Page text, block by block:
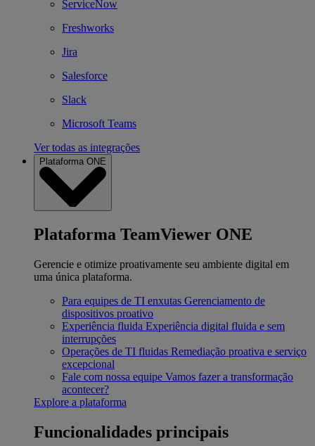
ServiceNow
Freshworks
Jira
Salesforce
Slack
Microsoft Teams
Ver todas as integrações
Plataforma ONE
Plataforma TeamViewer ONE
Gerencie e otimize proativamente seu ambiente digital em
uma única plataforma.
Para equipes de TI enxutas Gerenciamento de
dispositivos proativo
Experiência fluida Experiência digital fluida e sem
interrupções
Operações de TI fluidas Remediação proativa e serviço
excepcional
Fale com nossa equipe Vamos fazer a transformação
acontecer?
Explore a plataforma
Funcionalidades principais